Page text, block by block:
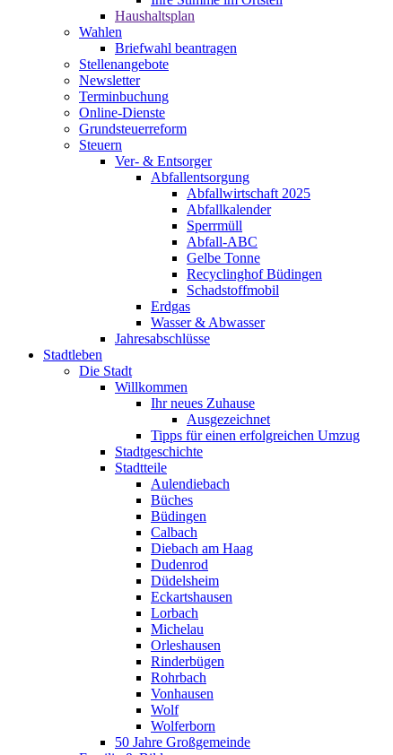
Haushaltsplan
Wahlen
Briefwahl beantragen
Stellenangebote
Newsletter
Terminbuchung
Online-Dienste
Grundsteuerreform
Steuern
Ver- & Entsorger
Abfallentsorgung
Abfallwirtschaft 2025
Abfallkalender
Sperrmüll
Abfall-ABC
Gelbe Tonne
Recyclinghof Büdingen
Schadstoffmobil
Erdgas
Wasser & Abwasser
Jahresabschlüsse
Stadtleben
Die Stadt
Willkommen
Ihr neues Zuhause
Ausgezeichnet
Tipps für einen erfolgreichen Umzug
Stadtgeschichte
Stadtteile
Aulendiebach
Büches
Büdingen
Calbach
Diebach am Haag
Dudenrod
Düdelsheim
Eckartshausen
Lorbach
Michelau
Orleshausen
Rinderbügen
Rohrbach
Vonhausen
Wolf
Wolferborn
50 Jahre Großgemeinde